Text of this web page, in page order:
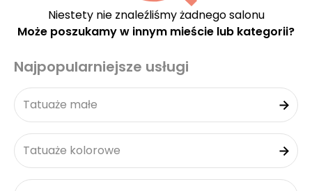
Niestety nie znaleźliśmy żadnego salonu
Może poszukamy w innym mieście lub kategorii?
Najpopularniejsze usługi
Tatuaże małe
Tatuaże kolorowe